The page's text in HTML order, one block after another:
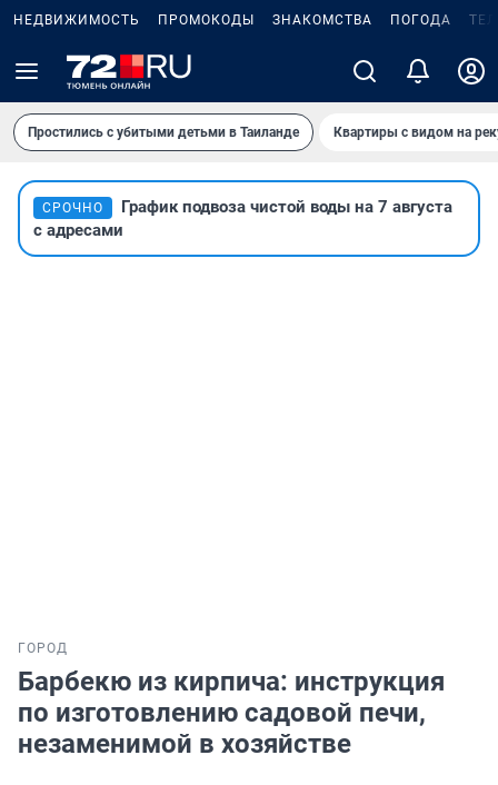
НЕДВИЖИМОСТЬ ПРОМОКОДЫ ЗНАКОМСТВА ПОГОДА
Простились с убитыми детьми в Таиланде Квартиры с видом на
СРОЧНО
График подвоза чистой воды на 7 августа
с адресами
ГОРОД
Барбекю из кирпича: инструкция
по изготовлению садовой печи,
незаменимой в хозяйстве